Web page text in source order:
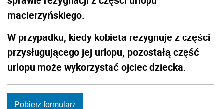
macierzyńskiego.
W przypadku, kiedy kobieta rezygnuje z części
przysługującego jej urlopu, pozostałą część
urlopu może wykorzystać ojciec dziecka.
Pobierz formularz